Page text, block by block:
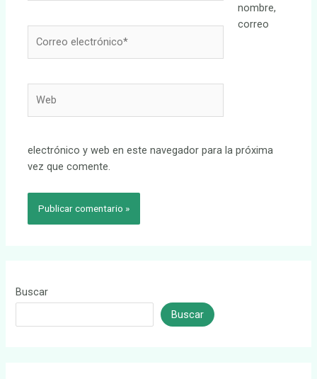
electrónico*
nombre,
correo
electrónico y web en este navegador para la próxima
vez que comente.
Buscar
Buscar